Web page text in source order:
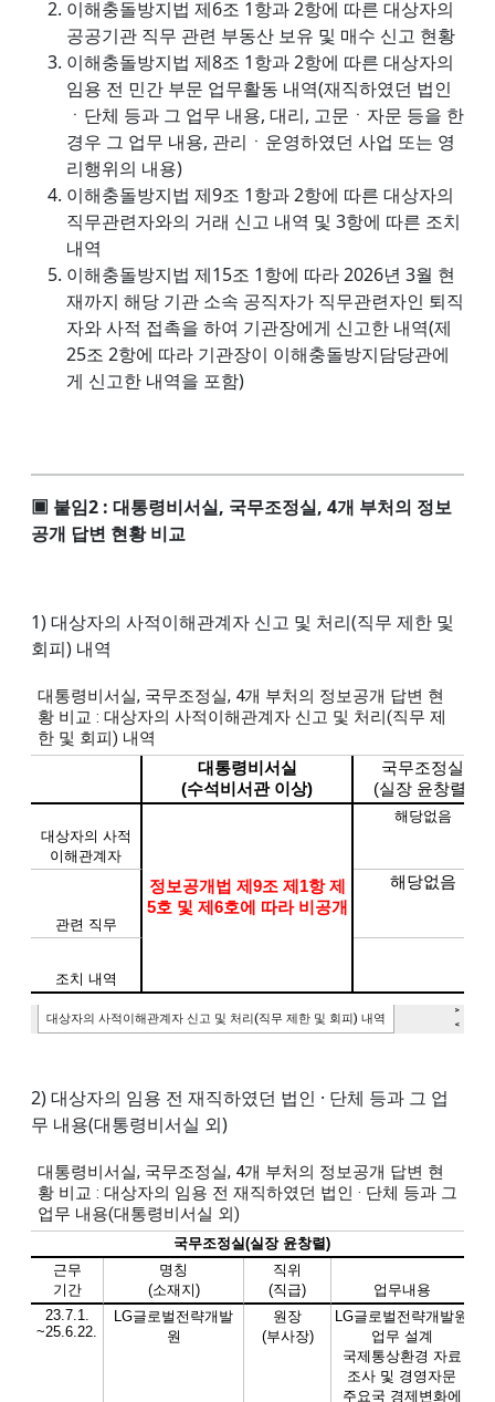
이해충돌방지법 제6조 1항과 2항에 따른 대상자의
공공기관 직무 관련 부동산 보유 및 매수 신고 현황
이해충돌방지법 제8조 1항과 2항에 따른 대상자의
임용 전 민간 부문 업무활동 내역(재직하였던 법인
ㆍ단체 등과 그 업무 내용, 대리, 고문ㆍ자문 등을 한
경우 그 업무 내용, 관리ㆍ운영하였던 사업 또는 영
리행위의 내용)
이해충돌방지법 제9조 1항과 2항에 따른 대상자의
직무관련자와의 거래 신고 내역 및 3항에 따른 조치
내역
이해충돌방지법 제15조 1항에 따라 2026년 3월 현
재까지 해당 기관 소속 공직자가 직무관련자인 퇴직
자와 사적 접촉을 하여 기관장에게 신고한 내역(제
25조 2항에 따라 기관장이 이해충돌방지담당관에
게 신고한 내역을 포함)
▣ 붙임2 : 대통령비서실, 국무조정실, 4개 부처의 정보
공개 답변 현황 비교
1) 대상자의 사적이해관계자 신고 및 처리(직무 제한 및
회피) 내역
2) 대상자의 임용 전 재직하였던 법인 · 단체 등과 그 업
무 내용(대통령비서실 외)